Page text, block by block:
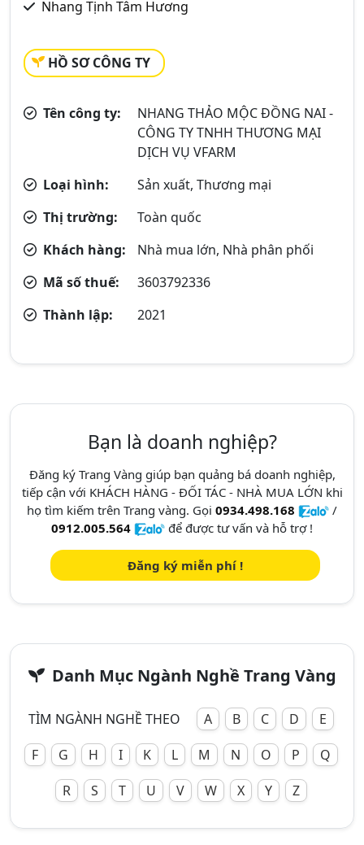
Nhang Tịnh Tâm Hương
HỒ SƠ CÔNG TY
Tên công ty:
NHANG THẢO MỘC ĐỒNG NAI -
CÔNG TY TNHH THƯƠNG MẠI
DỊCH VỤ VFARM
Loại hình:
Sản xuất, Thương mại
Thị trường:
Toàn quốc
Khách hàng:
Nhà mua lớn, Nhà phân phối
Mã số thuế:
3603792336
Thành lập:
2021
Bạn là doanh nghiệp?
Đăng ký Trang Vàng giúp bạn quảng bá doanh nghiệp,
tiếp cận với KHÁCH HÀNG - ĐỐI TÁC - NHÀ MUA LỚN khi
họ tìm kiếm trên Trang vàng. Gọi 0934.498.168
/
0912.005.564
để được tư vấn và hỗ trợ !
Đăng ký miễn phí !
Danh Mục Ngành Nghề Trang Vàng
TÌM NGÀNH NGHỀ THEO A B C D
E
F
G H I K L M N O P
Q
R
S T U V W X Y Z